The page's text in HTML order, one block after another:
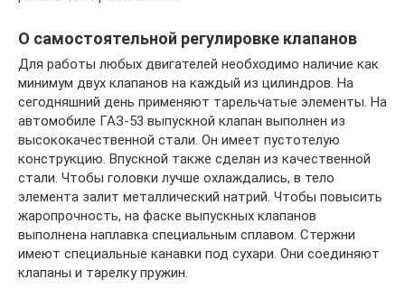
О самостоятельной регулировке клапанов
Для работы любых двигателей необходимо наличие как
минимум двух клапанов на каждый из цилиндров. На
сегодняшний день применяют тарельчатые элементы. На
автомобиле ГАЗ-53 выпускной клапан выполнен из
высококачественной стали. Он имеет пустотелую
конструкцию. Впускной также сделан из качественной
стали. Чтобы головки лучше охлаждались, в тело
элемента залит металлический натрий. Чтобы повысить
жаропрочность, на фаске выпускных клапанов
выполнена наплавка специальным сплавом. Стержни
имеют специальные канавки под сухари. Они соединяют
клапаны и тарелку пружин.